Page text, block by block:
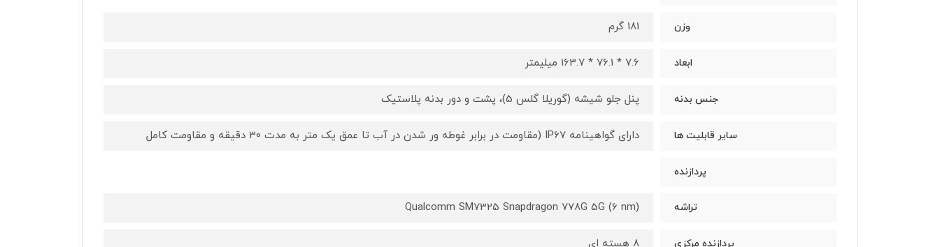
وزن 181 گرم
ابعاد 7.6 * 76.1 * 163.7 میلیمتر
جنس بدنه پنل جلو شیشه (گوریلا گلس 5)، پشت و دور بدنه پلاستیک
سایر قابلیت ها دارای گواهینامه IP67 (مقاومت در برابر غوطه ور شدن در آب تا عمق یک متر به مدت 30 دقیقه و مقاومت کامل
پردازنده
تراشه Qualcomm SM7325 Snapdragon 778G 5G (6 nm)
پردازنده مرکزی 8 هسته ای